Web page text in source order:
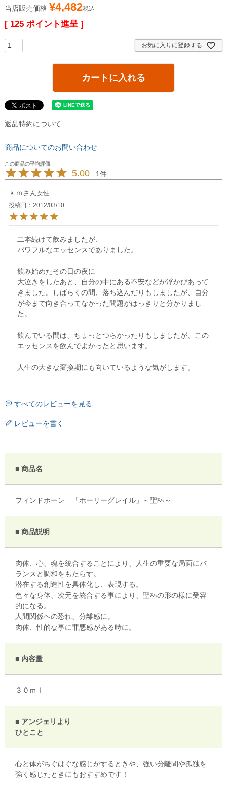
当店販売価格 ¥4,482税込
[ 125 ポイント進呈 ]
お気に入りに登録する
カートに入れる
返品特約について
商品についてのお問い合わせ
5.00 1
ｋｍ
女性
投稿日
2012/03/10
二本続けて飲みましたが、
パワフルなエッセンスでありました。
飲み始めたその日の夜に
大泣きをしたあと、自分の中にある不安などが浮かびあって
きました。しばらくの間、落ち込んだりもしましたが、自分
が今まで向き合ってなかった問題がはっきりと分かりまし
た。
飲んでいる間は、ちょっとつらかったりもしましたが、この
エッセンスを飲んでよかったと思います。
すべてのレビューを見る
レビューを書く
■ 商品名
フィンドホーン 「ホーリーグレイル」～聖杯～
■ 商品説明
肉体、心、魂を統合することにより、人生の重要な局面にバ
ランスと調和をもたらす。
潜在する創造性を具体化し、表現する。
色々な身体、次元を統合する事により、聖杯の形の様に受容
的になる。
人間関係への恐れ、分離感に。
肉体、性的な事に罪悪感がある時に。
■ 内容量
３０ｍｌ
■ アンジェリより
ひとこと
心と体がちぐはぐな感じがするときや、強い分離間や孤独を
強く感じたときにもおすすめです！